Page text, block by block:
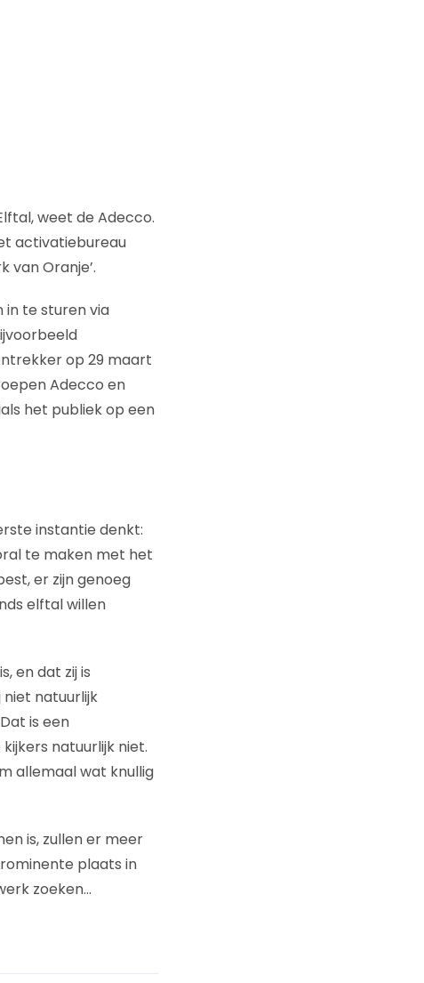
weet de Adecco.
activatiebureau
van Oranje’.
in te sturen via
op 29 maart
Adecco en
het publiek op een
instantie denkt:
te maken met het
er zijn genoeg
elftal willen
en dat zij is
natuurlijk
is een
natuurlijk niet.
allemaal wat knullig
is, zullen er meer
plaats in
zoeken…